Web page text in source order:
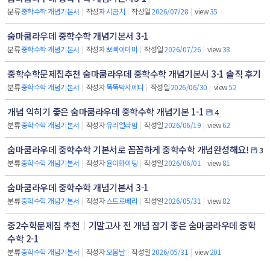
분류중학수학 개념기본서 | 작성자시금치 | 작성일2026/07/28 | view35
숨마쿰라우데 중학수학 개념기본서 3-1
분류중학수학 개념기본서 | 작성자뽀빠이마미 | 작성일2026/07/26 | view38
중학수학문제집추천 숨마쿰라우데 중학수학 개념기본서 3-1 솔직 후기
분류중학수학 개념기본서 | 작성자똑똑박사에디 | 작성일2026/06/30 | view52
개념 익히기 좋은 숨마쿰라우데 중학수학 개념기본 1-1
4
분류중학수학 개념기본서 | 작성자유리엘라맘 | 작성일2026/06/19 | view62
숨마쿰라우데 중학수학 기본서로 꼼꼼하게 중학수학 개념완성해요!
3
분류중학수학 개념기본서 | 작성자율이화이팅 | 작성일2026/06/01 | view81
숨마쿰라우데 중학수학 개념기본서 3-1
분류중학수학 개념기본서 | 작성자스트로베리 | 작성일2026/05/31 | view82
중2수학문제집 추천｜기말고사 전 개념 잡기 좋은 숨마쿰라우데 중학
수학 2-1
분류중학수학 개념기본서 | 작성자오봄날 | 작성일2026/05/31 | view201